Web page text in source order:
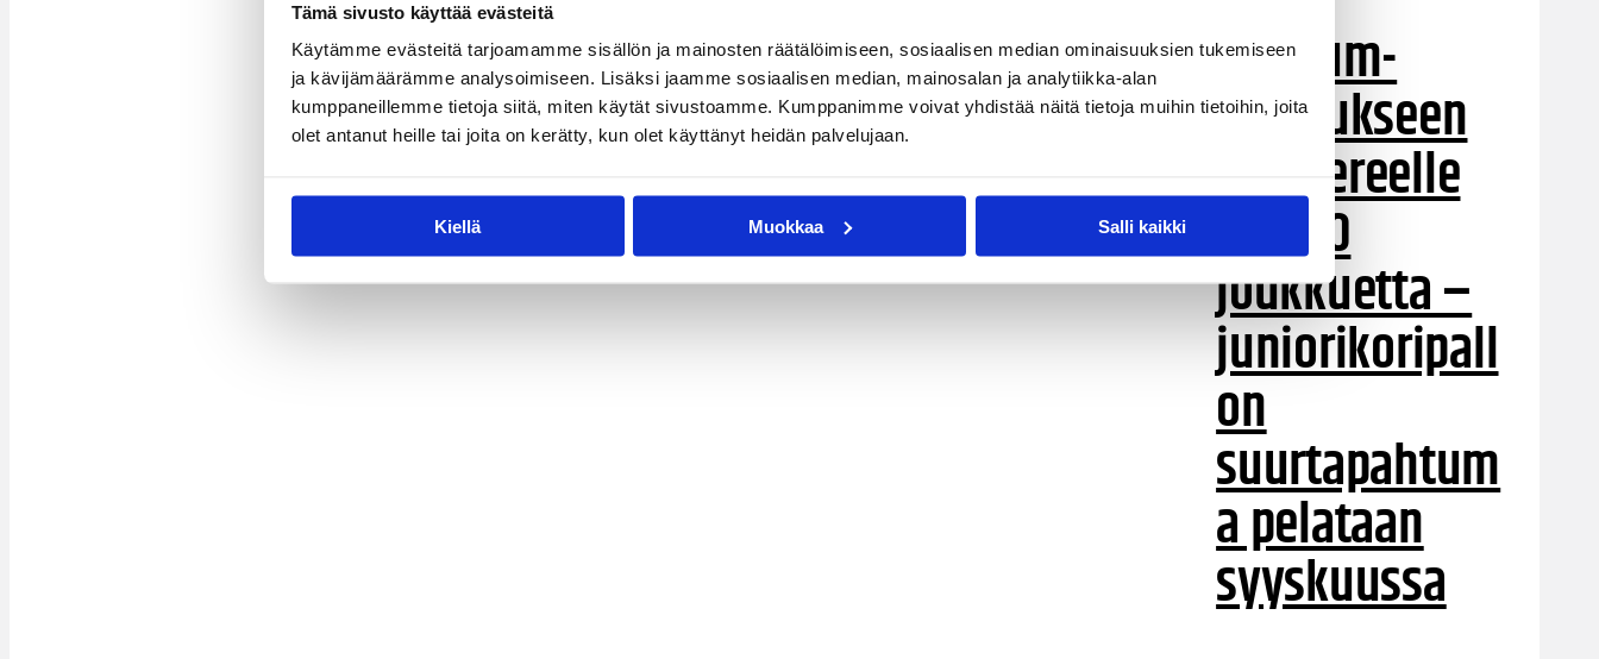
Tämä sivusto käyttää evästeitä
Käytämme evästeitä tarjoamamme sisällön ja mainosten räätälöimiseen, sosiaalisen median ominaisuuksien tukemiseen
ja kävijämäärämme analysoimiseen. Lisäksi jaamme sosiaalisen median, mainosalan ja analytiikka-alan
kumppaneillemme tietoja siitä, miten käytät sivustoamme. Kumppanimme voivat yhdistää näitä tietoja muihin tietoihin, joita
olet antanut heille tai joita on kerätty, kun olet käyttänyt heidän palvelujaan.
Kiellä Muokkaa Salli kaikki
Stadium-
turnaukseen
Tampereelle
yli 200
joukkuetta –
juniorikoripall
on
suurtapahtum
a pelataan
syyskuussa